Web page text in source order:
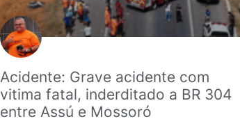
Acidente: Grave acidente com
vitima fatal, inderditado a BR 304
entre Assú e Mossoró